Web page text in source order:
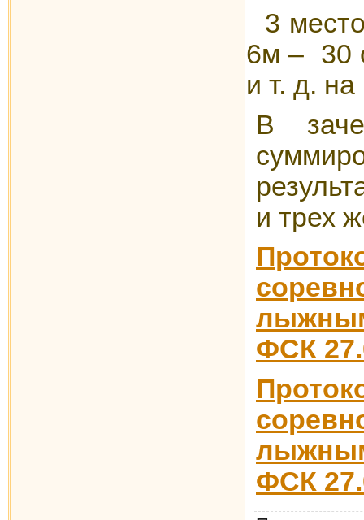
3
6м –
и т. д.
В
и трех
ФСК
ФСК